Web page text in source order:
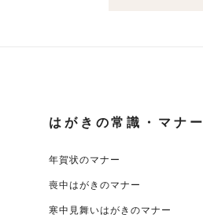
はがきの常識・マナー
年賀状のマナー
喪中はがきのマナー
寒中見舞いはがきのマナー